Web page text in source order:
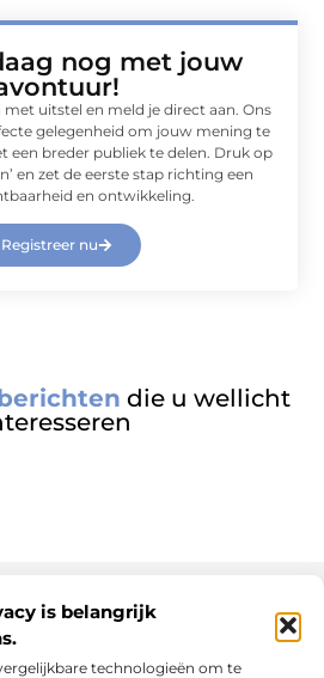
is belangrijk
technologieën om te
nog met jouw
uitstel en meld je direct aan. Ons
gelegenheid om jouw mening te
een breder publiek te delen. Druk op
en zet de eerste stap richting een
en ontwikkeling.
Registreer nu
die u wellicht